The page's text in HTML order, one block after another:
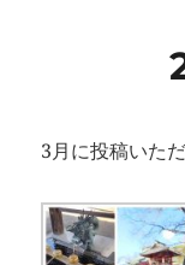
3月に投稿いた